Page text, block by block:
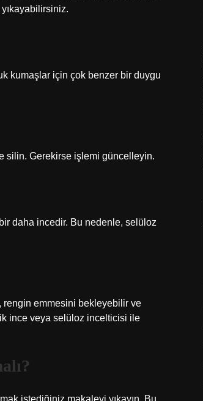
kumaşlar için çok benzer bir duygu
silin. Gerekirse işlemi güncelleyin.
daha incedir. Bu nedenle, selüloz
rengin emmesini bekleyebilir ve
ince veya selüloz incelticisi ile
istediğiniz makaleyi yıkayın. Bu